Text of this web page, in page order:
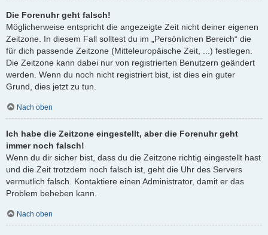
Die Forenuhr geht falsch!
Möglicherweise entspricht die angezeigte Zeit nicht deiner eigenen
Zeitzone. In diesem Fall solltest du im „Persönlichen Bereich“ die
für dich passende Zeitzone (Mitteleuropäische Zeit, ...) festlegen.
Die Zeitzone kann dabei nur von registrierten Benutzern geändert
werden. Wenn du noch nicht registriert bist, ist dies ein guter
Grund, dies jetzt zu tun.
Nach oben
Ich habe die Zeitzone eingestellt, aber die Forenuhr geht
immer noch falsch!
Wenn du dir sicher bist, dass du die Zeitzone richtig eingestellt hast
und die Zeit trotzdem noch falsch ist, geht die Uhr des Servers
vermutlich falsch. Kontaktiere einen Administrator, damit er das
Problem beheben kann.
Nach oben